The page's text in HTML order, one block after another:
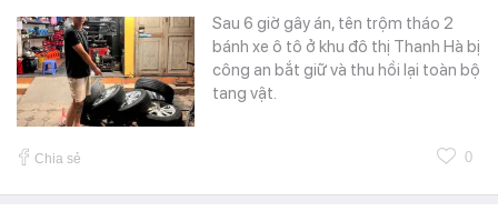
Sau 6 giờ gây án, tên trộm tháo 2
bánh xe ô tô ở khu đô thị Thanh Hà bị
công an bắt giữ và thu hồi lại toàn bộ
tang vật.
Chia sẻ 0